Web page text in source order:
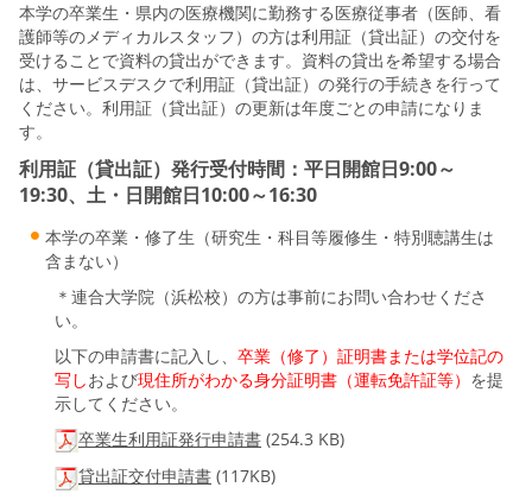
本学の卒業生・県内の医療機関に勤務する医療従事者（医師、看
護師等のメディカルスタッフ）の方は利用証（貸出証）の交付を
受けることで資料の貸出ができます。資料の貸出を希望する場合
は、サービスデスクで利用証（貸出証）の発行の手続きを行って
ください。利用証（貸出証）の更新は年度ごとの申請になりま
す。
利用証（貸出証）発行受付時間：平日開館日9:00～
19:30、土・日開館日10:00～16:30
本学の卒業・修了生（研究生・科目等履修生・特別聴講生は
含まない）
＊連合大学院（浜松校）の方は事前にお問い合わせくださ
い。
以下の申請書に記入し、 卒業（修了）証明書または学位記の
写しおよび現住所がわかる身分証明書（運転免許証等） を提
示してください。
卒業生利用証発行申請書 (254.3 KB)
貸出証交付申請書 (117KB)